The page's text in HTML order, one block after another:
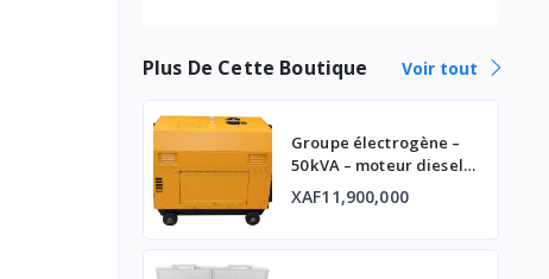
Plus De Cette Boutique Voir tout
Groupe électrogène –
50 kVA – moteur diesel
industriel
XAF11,900,000